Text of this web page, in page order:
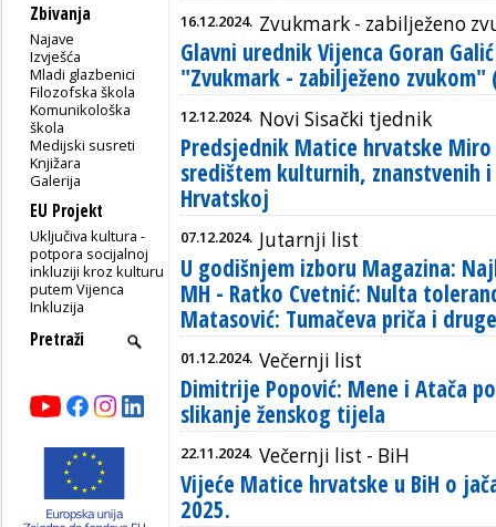
Zbivanja
Najave
Izvješća
Mladi glazbenici
Filozofska škola
Komunikološka
škola
Medijski susreti
Knjižara
Galerija
EU Projekt
Uključiva kultura -
potpora socijalnoj
inkluziji kroz kulturu
putem Vijenca
Inkluzija
16.12.2024. Zvukmark - zabilježeno
Glavni urednik Vijenca Goran
"Zvukmark - zabilježeno zvukom"
12.12.2024. Novi Sisački tjednik
Predsjednik Matice hrvatske
središtem kulturnih, znanstvenih
Hrvatskoj
07.12.2024. Jutarnji list
U godišnjem izboru Magazina:
MH - Ratko Cvetnić: Nulta
Matasović: Tumačeva priča i
01.12.2024. Večernji list
Dimitrije Popović: Mene i Atača
slikanje ženskog tijela
22.11.2024. Večernji list - BiH
Vijeće Matice hrvatske u BiH o
2025.